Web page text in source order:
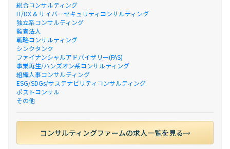
総合コンサルティング
IT/DX & サイバーセキュリティコンサルティング
独立系コンサルティング
監査法人
戦略コンサルティング
シンクタンク
ファイナンシャルアドバイザリー(FAS)
事業再生/ハンズオン系コンサルティング
組織人事コンサルティング
ESG/SDGs/サステナビリティコンサルティング
ポストコンサル
その他
コンサルティングファームの求人一覧を見る